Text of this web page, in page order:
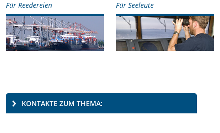
Für Reedereien Für Seeleute
KONTAKTE ZUM THEMA: